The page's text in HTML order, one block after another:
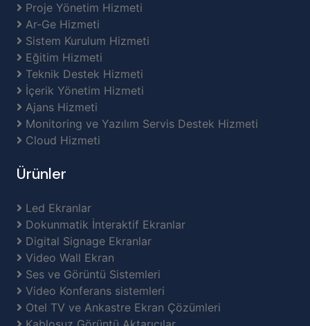
Proje Yönetim Hizmeti
Ar-Ge Hizmeti
Sistem Kurulum Hizmeti
Eğitim Hizmeti
Teknik Destek Hizmeti
İçerik Yönetim Hizmeti
Ajans Hizmeti
Monitoring ve Yazılım Servis Destek Hizmeti
Cloud Hizmeti
Ürünler
Led Ekranlar
Dokunmatik İnteraktif Ekranlar
Digital Signage Ekranlar
Video Wall Ekran
Ses ve Görüntü Sistemleri
Video Konferans sistemleri
Otel TV ve Ankastre Ekran Çözümleri